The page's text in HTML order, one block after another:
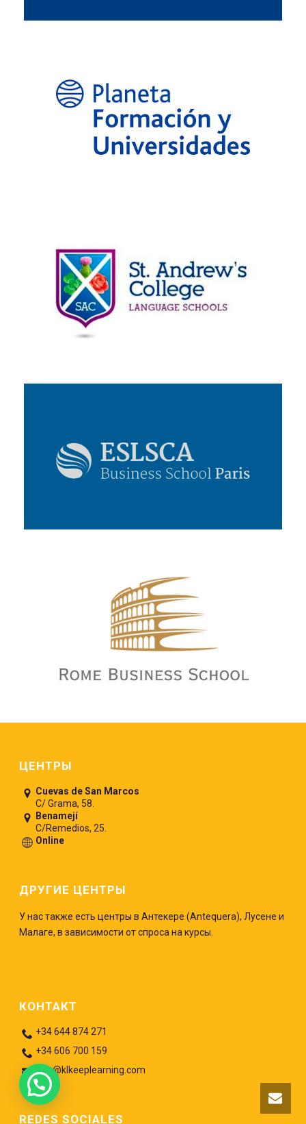
ЦЕНТРЫ
Cuevas de San Marcos
C/ Grama, 58.
Benamejí
C/Remedios, 25.
Online
ДРУГИЕ ЦЕНТРЫ
У нас также есть центры в Антекере (Antequera), Лусене и
Малаге, в зависимости от спроса на курсы.
КОНТАКТ
+34 644 874 271
+34 606 700 159
info@klkeeplearning.com
REDES SOCIALES